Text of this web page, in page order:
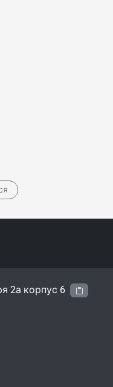
2а корпус 6